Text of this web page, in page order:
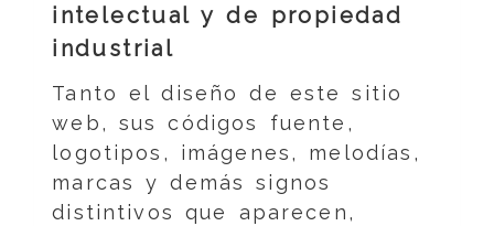
intelectual y de propiedad
industrial
Tanto el diseño de este sitio
web, sus códigos fuente,
logotipos, imágenes, melodías,
marcas y demás signos
distintivos que aparecen,